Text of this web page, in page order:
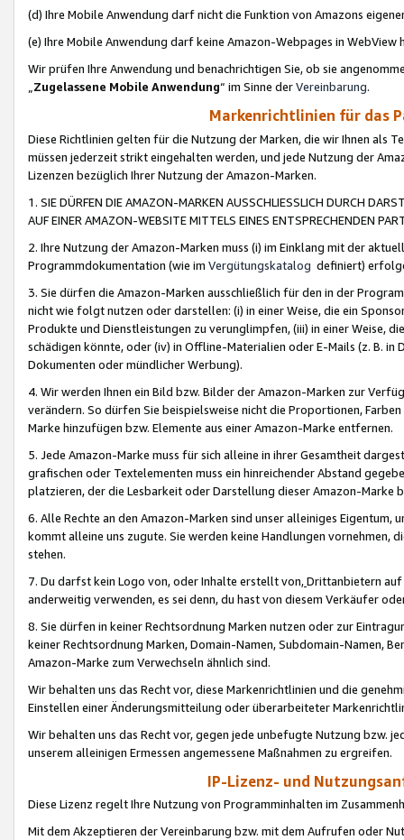
(d) Ihre Mobile Anwendung darf nicht die Funktion von Amazons
(e) Ihre Mobile Anwendung darf keine Amazon-Webpages in WebView
Wir prüfen Ihre Anwendung und benachrichtigen Sie, ob sie
„Zugelassene Mobile Anwendung“ im Sinne derVereinbarung.
Markenrichtlinien für das
Diese Richtlinien gelten für die Nutzung der Marken, die wir Ihnen als
müssen jederzeit strikt eingehalten werden, und jede Nutzung der
Lizenzen bezüglich Ihrer Nutzung der Amazon-Marken.
1. SIE DÜRFEN DIE AMAZON-MARKEN AUSSCHLIESSLICH DURCH
AUF EINER AMAZON-WEBSITE MITTELS EINES ENTSPRECHENDEN
2. Ihre Nutzung der Amazon-Marken muss (i) im Einklang mit der
Programmdokumentation (wie im Vergütungskatalog definiert)
3. Sie dürfen die Amazon-Marken ausschließlich für den in der
nicht wie folgt nutzen oder darstellen: (i) in einer Weise, die ein
Produkte und Dienstleistungen zu verunglimpfen, (iii) in einer Weise,
schädigen könnte, oder (iv) in Offline-Materialien oder E-Mails (z. B. in
Dokumenten oder mündlicher Werbung).
4. Wir werden Ihnen ein Bild bzw. Bilder der Amazon-Marken zur
verändern. So dürfen Sie beispielsweise nicht die Proportionen,
Marke hinzufügen bzw. Elemente aus einer Amazon-Marke entfernen.
5. Jede Amazon-Marke muss für sich alleine in ihrer Gesamtheit
grafischen oder Textelementen muss ein hinreichender Abstand
platzieren, der die Lesbarkeit oder Darstellung dieser Amazon-Marke
6. Alle Rechte an den Amazon-Marken sind unser alleiniges
kommt alleine uns zugute. Sie werden keine Handlungen vornehmen,
stehen.
7. Du darfst kein Logo von, oder Inhalte erstellt von,Drittanbietern auf
anderweitig verwenden, es sei denn, du hast von diesem Verkäufer
8. Sie dürfen in keiner Rechtsordnung Marken nutzen oder zur
keiner Rechtsordnung Marken, Domain-Namen, Subdomain-Namen,
Amazon-Marke zum Verwechseln ähnlich sind.
Wir behalten uns das Recht vor, diese Markenrichtlinien und die
Einstellen einer Änderungsmitteilung oder überarbeiteter
Wir behalten uns das Recht vor, gegen jede unbefugte Nutzung bzw.
unserem alleinigen Ermessen angemessene Maßnahmen zu ergreifen.
IP-Lizenz- und
Diese Lizenz regelt Ihre Nutzung von Programminhalten im
Mit dem Akzeptieren der Vereinbarung bzw. mit dem Aufrufen oder